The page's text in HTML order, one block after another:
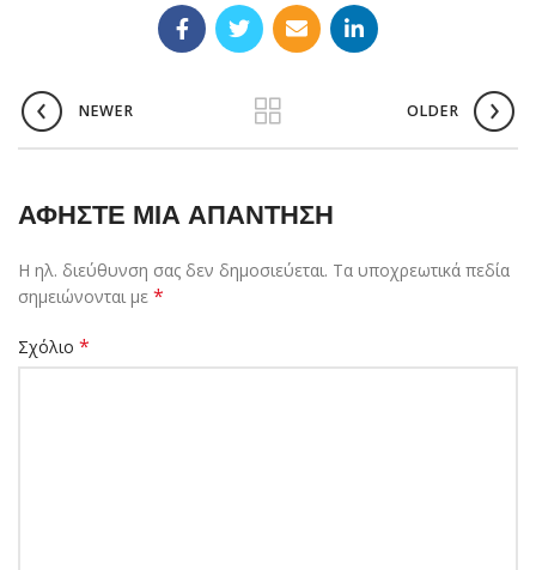
NEWER OLDER
ΑΦΉΣΤΕ ΜΙΑ ΑΠΆΝΤΗΣΗ
Η ηλ. διεύθυνση σας δεν δημοσιεύεται. Τα υποχρεωτικά πεδία
σημειώνονται με *
Σχόλιο *